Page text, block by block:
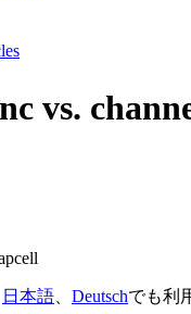
vs.
日本語 Deutschでも利